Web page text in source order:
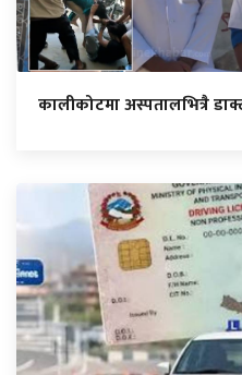
कालीकोटमा अस्पतालभित्रै